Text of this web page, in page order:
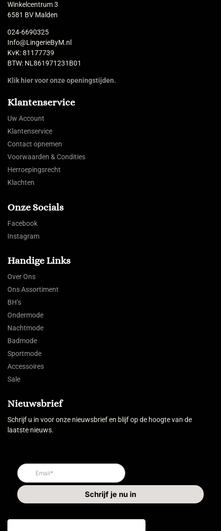
Winkelcentrum 3
6581 BV Malden
024-6690325
Info@LingerieByM.nl
KvK: 81177739
BTW: NL861971231B01
Klik hier voor onze openingstijden.
Klantenservice
Uw Account
Klantenservice
Contact opnemen
Voorwaarden & Condities
Herroepingsrecht
Klachten
Onze Socials
Facebook
Instagram
Handige Links
Over Ons
Ons Assortiment
BH’s
Ondermode
Nachtmode
Badmode
Sportmode
Accessoires
Sale
Nieuwsbrief
Schrijf u in voor onze nieuwsbrief en blijf op de hoogte van de
laatste nieuws.